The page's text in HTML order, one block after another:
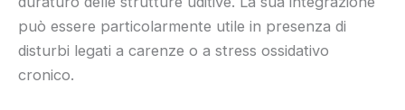
può essere particolarmente utile in presenza di
disturbi legati a carenze o a stress ossidativo
cronico.